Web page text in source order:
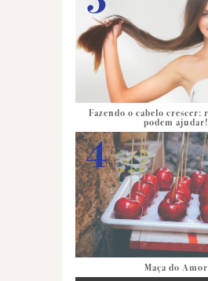
Fazendo o cabelo crescer:
podem ajudar!
Maça do Amor